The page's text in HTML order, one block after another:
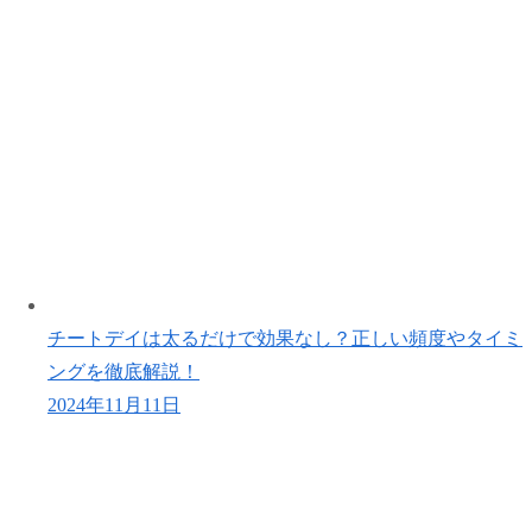
チートデイは太るだけで効果なし？正しい頻度やタイミ
ングを徹底解説！
2024年11月11日